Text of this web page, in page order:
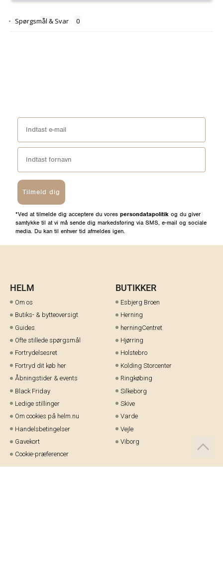
Spørgsmål & Svar
Tilmeld dig
*Ved at tilmelde dig acceptere du vores persondatapolitik og du giver
samtykke til at vi må sende dig markedsføring via SMS, e-mail og sociale
media. Du kan til enhver tid afmeldes igen.
HELM
Om os
Butiks- & bytteoversigt
Guides
Ofte stillede spørgsmål
Fortrydelsesret
Fortryd dit køb her
Åbningstider & events
Black Friday
Ledige stillinger
Om cookies på helm.nu
Handelsbetingelser
Gavekort
Cookie-præferencer
BUTIKKER
Esbjerg Broen
Herning
herningCentret
Hjørring
Holstebro
Kolding Storcenter
Ringkøbing
Silkeborg
Skive
Varde
Vejle
Viborg